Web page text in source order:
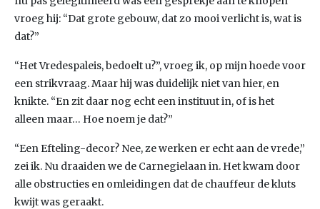
vroeg hij: “Dat grote gebouw, dat zo mooi verlicht is, wat is
dat?”
“Het Vredespaleis, bedoelt u?”, vroeg ik, op mijn hoede voor
een strikvraag. Maar hij was duidelijk niet van hier, en
knikte. “En zit daar nog echt een instituut in, of is het
alleen maar… Hoe noem je dat?”
“Een Efteling-decor? Nee, ze werken er echt aan de vrede,”
zei ik. Nu draaiden we de Carnegielaan in. Het kwam door
alle obstructies en omleidingen dat de chauffeur de kluts
kwijt was geraakt.